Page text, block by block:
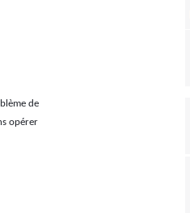
de
opérer